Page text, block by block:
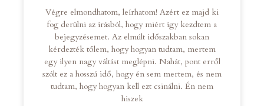
Végre elmondhatom, leírhatom! Azért ez majd ki
fog derülni az írásból, hogy miért így kezdtem a
bejegyzésemet. Az elmúlt időszakban sokan
kérdezték tőlem, hogy hogyan tudtam, mertem
egy ilyen nagy váltást meglépni. Nahát, pont erről
szólt ez a hosszú idő, hogy én sem mertem, és nem
tudtam, hogy hogyan kell ezt csinálni. Én nem
hiszek